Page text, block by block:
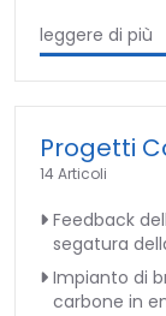
leggere di più
Progetti
14 Articoli
Feedback
segatura
Impianto di
carbone in